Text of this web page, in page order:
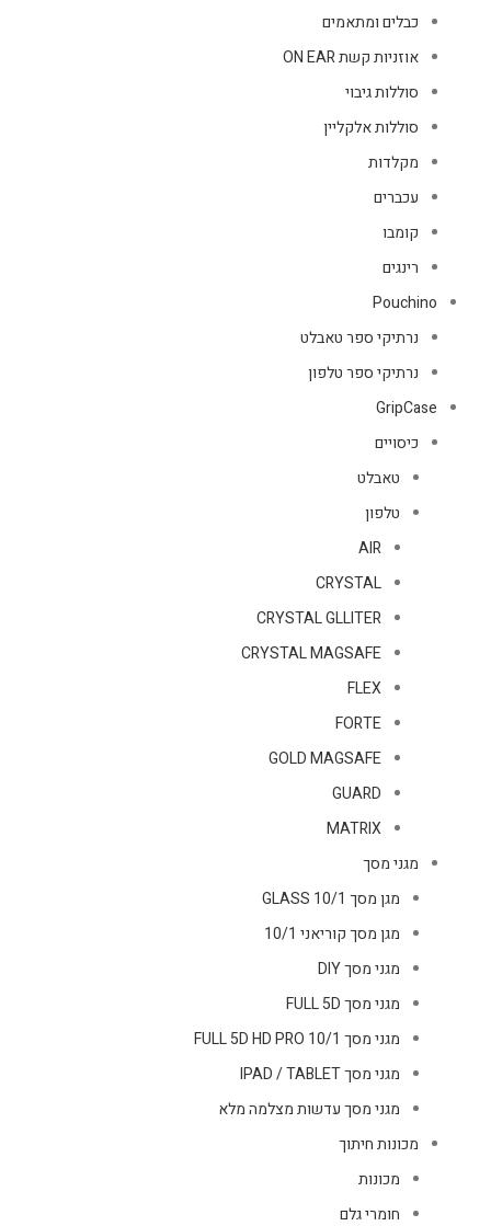
כבלים ומתאמים
אוזניות קשת ON EAR
סוללות גיבוי
סוללות אלקליין
מקלדות
עכברים
קומבו
רינגים
Pouchino
נרתיקי ספר טאבלט
נרתיקי ספר טלפון
GripCase
כיסויים
טאבלט
טלפון
AIR
CRYSTAL
CRYSTAL GLLITER
CRYSTAL MAGSAFE
FLEX
FORTE
GOLD MAGSAFE
GUARD
MATRIX
מגני מסך
מגן מסך GLASS 10/1
מגן מסך קוריאני 10/1
מגני מסך DIY
מגני מסך FULL 5D
מגני מסך FULL 5D HD PRO 10/1
מגני מסך IPAD / TABLET
מגני מסך עדשות מצלמה מלא
מכונות חיתוך
מכונות
חומרי גלם